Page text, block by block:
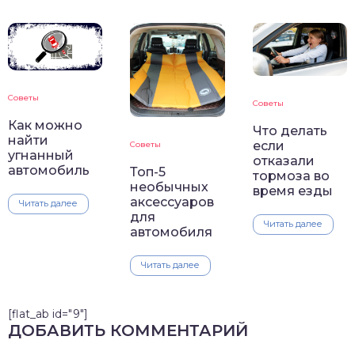
Советы
Как можно
найти
угнанный
автомобиль
Читать далее
Советы
Топ-5
необычных
аксессуаров
для
автомобиля
Читать далее
Советы
Что делать
если
отказали
тормоза во
время езды
Читать далее
[flat_ab id="9"]
ДОБАВИТЬ КОММЕНТАРИЙ